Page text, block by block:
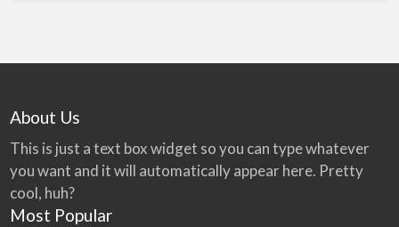
About Us
This is just a text box widget so you can type whatever
you want and it will automatically appear here. Pretty
cool, huh?
Most Popular